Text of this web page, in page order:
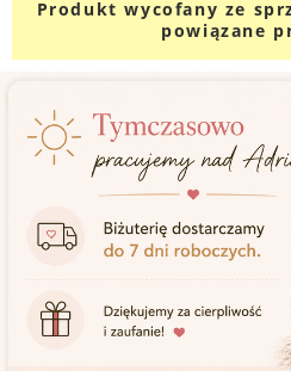
Produkt wycofany ze
powiązane